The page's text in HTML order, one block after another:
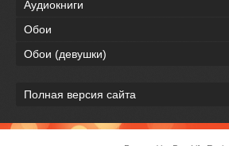
Аудиокниги
Обои
Обои (девушки)
Полная версия сайта